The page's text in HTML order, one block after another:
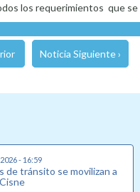
los requerimientos que
Noticia Siguiente ›
- 16:59
de tránsito se movilizan a